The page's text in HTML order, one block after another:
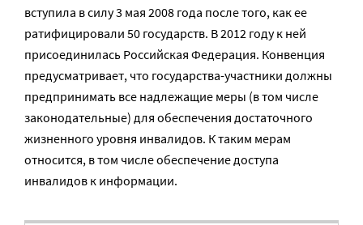
вступила в силу 3 мая 2008 года после того, как ее
ратифицировали 50 государств. В 2012 году к ней
присоединилась Российская Федерация. Конвенция
предусматривает, что государства-участники должны
предпринимать все надлежащие меры (в том числе
законодательные) для обеспечения достаточного
жизненного уровня инвалидов. К таким мерам
относится, в том числе обеспечение доступа
инвалидов к информации.